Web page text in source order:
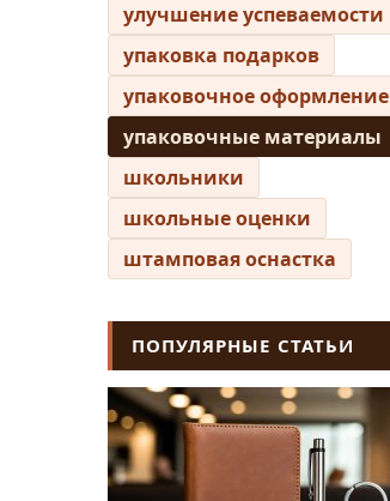
улучшение успеваемости
упаковка подарков
упаковочное оформление
упаковочные материалы
школьники
школьные оценки
штамповая оснастка
ПОПУЛЯРНЫЕ СТАТЬИ